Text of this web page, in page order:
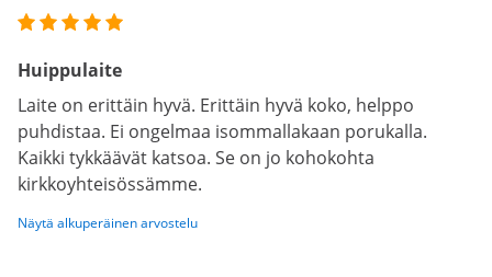
Huippulaite
Laite on erittäin hyvä. Erittäin hyvä koko, helppo
puhdistaa. Ei ongelmaa isommallakaan porukalla.
Kaikki tykkäävät katsoa. Se on jo kohokohta
kirkkoyhteisössämme.
Näytä alkuperäinen arvostelu